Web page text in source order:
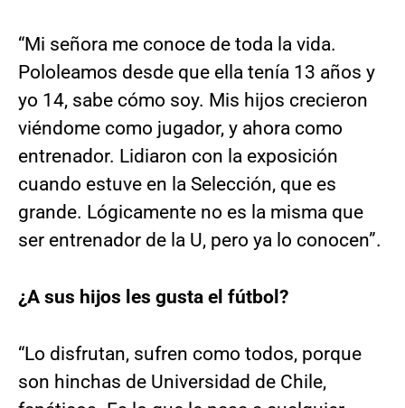
“Mi señora me conoce de toda la vida.
Pololeamos desde que ella tenía 13 años y
yo 14, sabe cómo soy. Mis hijos crecieron
viéndome como jugador, y ahora como
entrenador. Lidiaron con la exposición
cuando estuve en la Selección, que es
grande. Lógicamente no es la misma que
ser entrenador de la U, pero ya lo conocen”.
¿A sus hijos les gusta el fútbol?
“Lo disfrutan, sufren como todos, porque
son hinchas de Universidad de Chile,